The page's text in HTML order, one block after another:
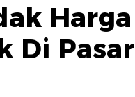
Harga
Di Pasar